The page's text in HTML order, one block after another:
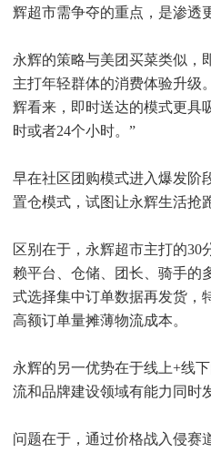
辉超市需争夺的重点，是渗透
永辉的策略与美团买菜类似，
主打年轻群体的消费体验升级
辉看来，即时送达的模式更具
时或者24个小时。”
早在社区团购模式进入爆发阶
置仓模式，试图让永辉生活抢
区别在于，永辉超市主打的30
赖平台、仓储、团长、骑手的
式选择集中订单数据再发货，
高额订单量摊薄物流成本。
永辉的另一优势在于线上+线
流和品牌建设领域有能力同时
问题在于，通过价格战入侵赛